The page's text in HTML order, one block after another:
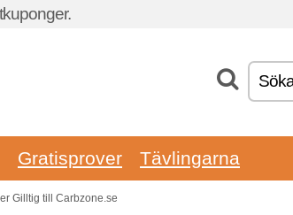
Gratisprover Tävlingarna
Gilltig till Carbzone.se